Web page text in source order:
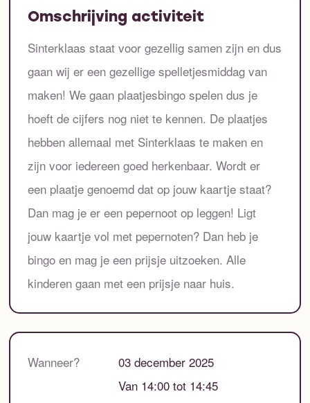
Omschrijving activiteit
Sinterklaas staat voor gezellig samen zijn en dus
gaan wij er een gezellige spelletjesmiddag van
maken! We gaan plaatjesbingo spelen dus je
hoeft de cijfers nog niet te kennen. De plaatjes
hebben allemaal met Sinterklaas te maken en
zijn voor iedereen goed herkenbaar. Wordt er
een plaatje genoemd dat op jouw kaartje staat?
Dan mag je er een pepernoot op leggen! Ligt
jouw kaartje vol met pepernoten? Dan heb je
bingo en mag je een prijsje uitzoeken. Alle
kinderen gaan met een prijsje naar huis.
Wanneer?
03 december 2025
Van 14:00 tot 14:45